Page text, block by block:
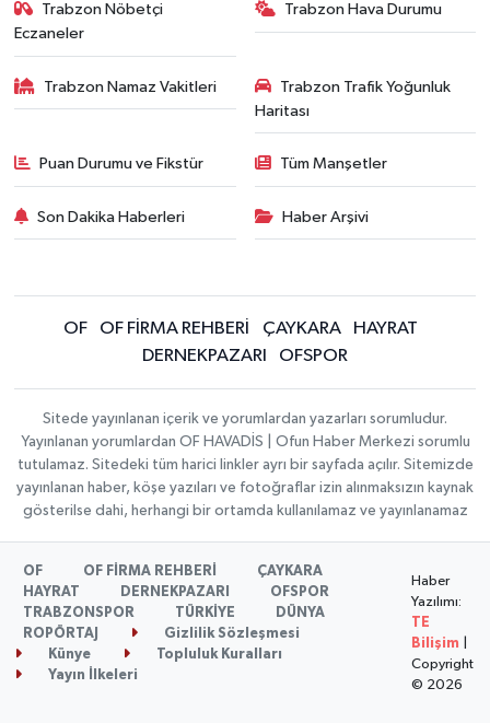
Trabzon Nöbetçi
Eczaneler
Trabzon Hava Durumu
Trabzon Namaz Vakitleri
Trabzon Trafik Yoğunluk
Haritası
Puan Durumu ve Fikstür Tüm Manşetler
Son Dakika Haberleri Haber Arşivi
OF OF FİRMA REHBERİ ÇAYKARA
HAYRAT
DERNEKPAZARI
OFSPOR
Sitede yayınlanan içerik ve yorumlardan yazarları sorumludur.
Yayınlanan yorumlardan OF HAVADİS | Ofun Haber Merkezi sorumlu
tutulamaz. Sitedeki tüm harici linkler ayrı bir sayfada açılır. Sitemizde
yayınlanan haber, köşe yazıları ve fotoğraflar izin alınmaksızın kaynak
gösterilse dahi, herhangi bir ortamda kullanılamaz ve yayınlanamaz
OF OF FİRMA REHBERİ
ÇAYKARA
HAYRAT
DERNEKPAZARI
OFSPOR
TRABZONSPOR
TÜRKİYE
DÜNYA
ROPÖRTAJ
Gizlilik Sözleşmesi
Künye
Topluluk Kuralları
Yayın İlkeleri
Haber
Yazılımı:
TE
Bilişim
Copyright
© 2026